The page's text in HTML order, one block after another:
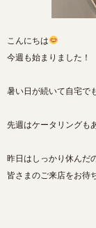
こんにちは
今週も始まりました！
暑い日が続いて自宅で
先週はケータリングも
昨日はしっかり休んだ
皆さまのご来店をお待